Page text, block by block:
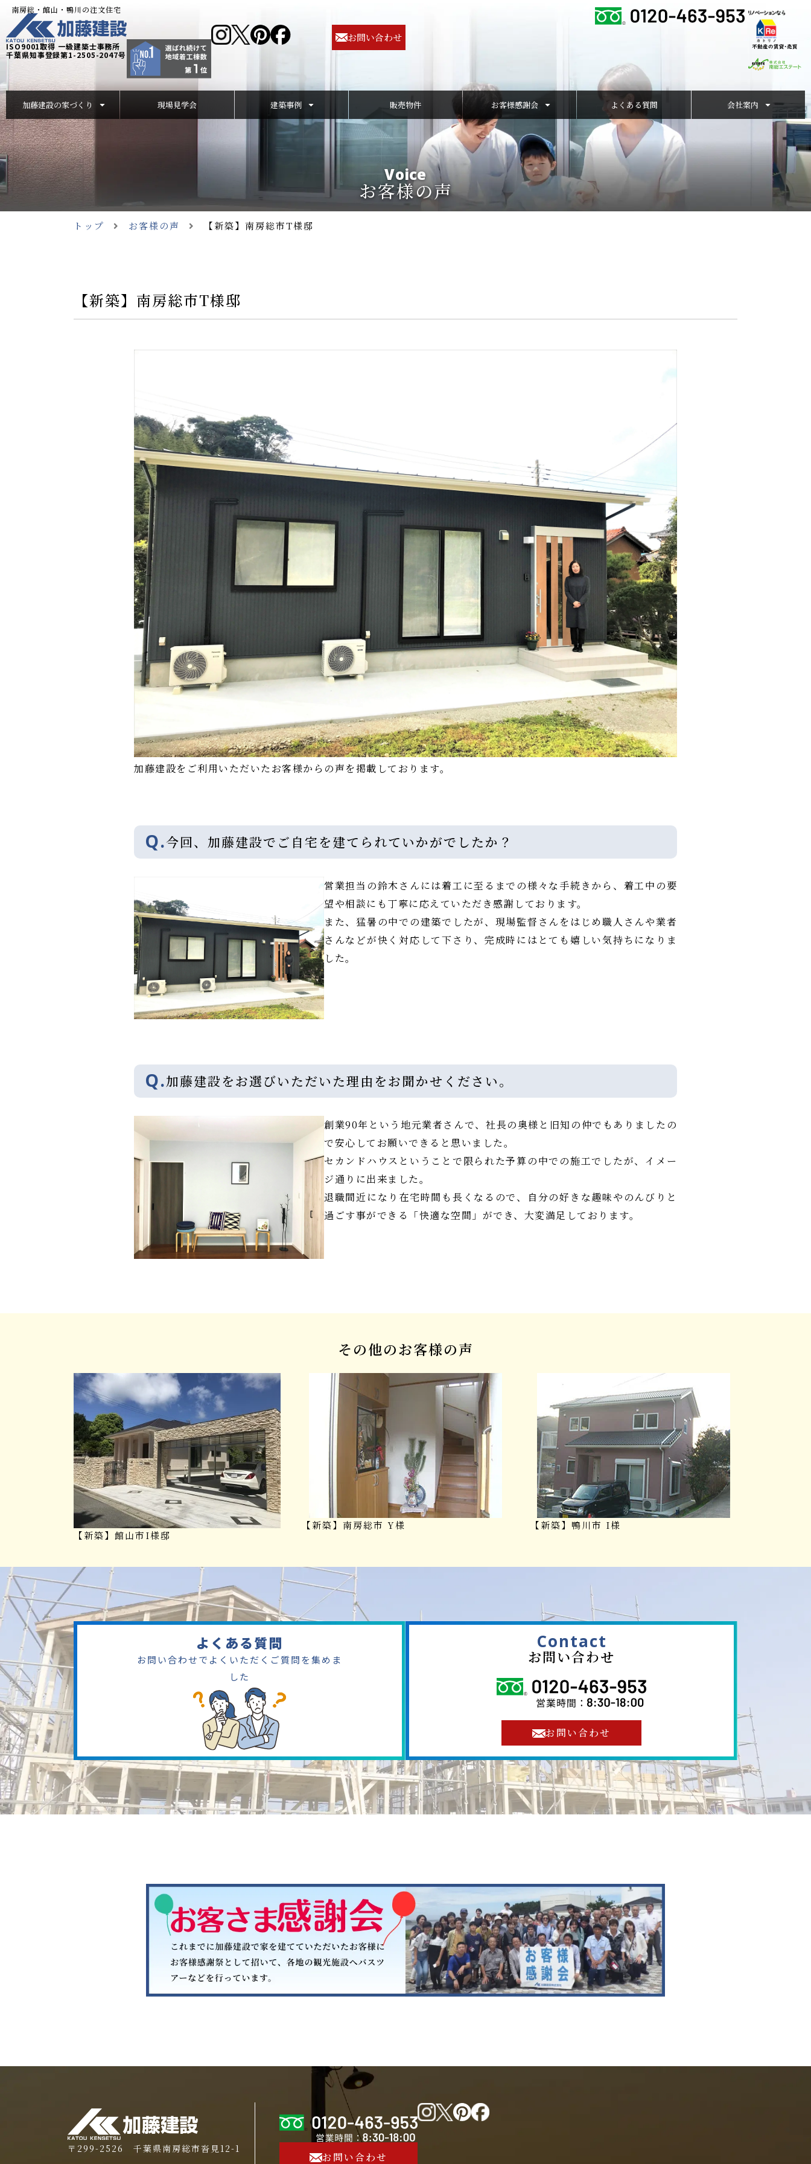
南房総・館山・鴨川の注文住宅
ISO9001取得 一級建築士事務所
千葉県知事登録第1-2505-2047号
お問い合わせ
加藤建設の家づくり 現場見学会 建築事例 販売物件 お客様感謝会 よくある質問 会社案内
Voice
お客様の声
トップ お客様の声 【新築】南房総市T様邸
【新築】南房総市T様邸
加藤建設をご利用いただいたお客様からの声を掲載しております。
Q.今回、加藤建設でご自宅を建てられていかがでしたか？
営業担当の鈴木さんには着工に至るまでの様々な手続きから、着工中の要
望や相談にも丁寧に応えていただき感謝しております。
また、猛暑の中での建築でしたが、現場監督さんをはじめ職人さんや業者
さんなどが快く対応して下さり、完成時にはとても嬉しい気持ちになりま
した。
Q.加藤建設をお選びいただいた理由をお聞かせください。
創業90年という地元業者さんで、社長の奥様と旧知の仲でもありましたの
で安心してお願いできると思いました。
セカンドハウスということで限られた予算の中での施工でしたが、イメー
ジ通りに出来ました。
退職間近になり在宅時間も長くなるので、自分の好きな趣味やのんびりと
過ごす事ができる「快適な空間」ができ、大変満足しております。
その他のお客様の声
【新築】館山市I様邸
【新築】南房総市 Y様 【新築】鴨川市 I様
よくある質問
お問い合わせでよくいただくご質問を集めま
した
Contact
お問い合わせ
お問い合わせ
〒299-2526 千葉県南房総市沓見12-1
お問い合わせ